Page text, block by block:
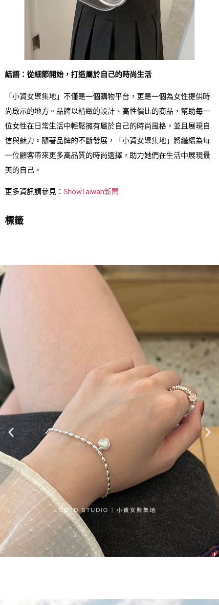
結語：從細節開始，打造屬於自己的時尚生活
「小資女聚集地」不僅是一個購物平台，更是一個為女性提供時
尚啟示的地方。品牌以精緻的設計、高性價比的商品，幫助每一
位女性在日常生活中輕鬆擁有屬於自己的時尚風格，並且展現自
信與魅力。隨著品牌的不斷發展，「小資女聚集地」將繼續為每
一位顧客帶來更多高品質的時尚選擇，助力她們在生活中展現最
美的自己。
更多資訊請參見： ShowTaiwan新聞
標籤